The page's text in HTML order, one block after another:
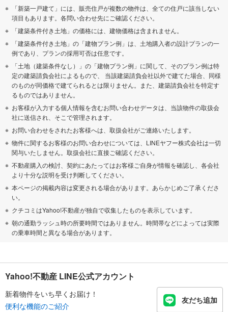
「新築一戸建て」には、販売住戸が複数の物件は、全ての住戸に該当しない
項目もあります。各問い合わせ先にご確認ください。
「建築条件付き土地」の価格には、建物価格は含まれません。
「建築条件付き土地」の「建物プラン例」は、土地購入者の設計プランの一
例であり、プランの採用可否は任意です。
「土地（建築条件なし）」の「建物プラン例」に関して、そのプラン例は特
定の建築請負会社によるもので、 当該建築請負会社以外で建てた場合、同様
のものが同価格で建てられるとは限りません。また、建築請負会社を特定す
るものではありません。
お客様が入力する個人情報を含むお問い合わせデータは、当該物件の取扱会
社に送信され、そこで管理されます。
お問い合わせをされたお客様へは、取扱会社がご連絡いたします。
物件に関するお客様のお問い合わせについては、LINEヤフー株式会社は一切
関与いたしません。取扱会社に直接ご確認ください。
不動産購入の検討、契約にあたってはお客様ご自身が情報を確認し、各会社
より十分な説明を受け判断してください。
本ページの掲載内容は変更される場合があります。あらかじめご了承くださ
い。
クチコミはYahoo!不動産が独自で収集したものを表示しています。
朝の通勤ラッシュ時の所要時間ではありません。時間帯などによっては実際
の乗車時間と異なる場合があります。
Yahoo!不動産 LINE公式アカウント
新着物件をいち早くお届け！
便利な機能のご紹介
友だち追加